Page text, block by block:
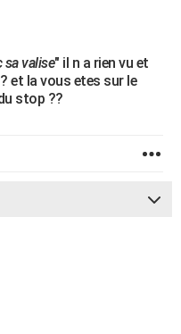
sa valise" il n a rien vu et
et la vous etes sur le
stop ??